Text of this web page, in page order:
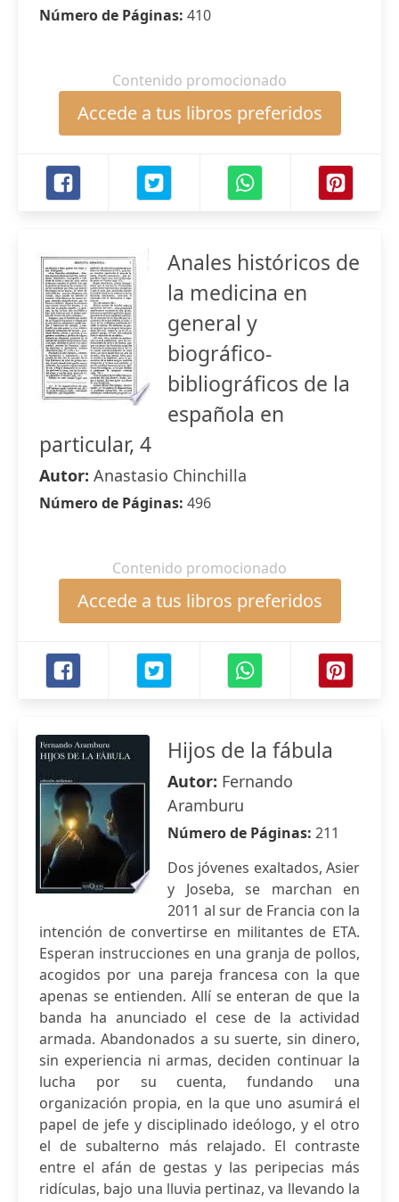
Número de Páginas: 410
Contenido promocionado
Accede a tus libros preferidos
Anales históricos de
la medicina en
general y
biográfico-
bibliográficos de la
española en
particular, 4
Autor: Anastasio Chinchilla
Número de Páginas: 496
Contenido promocionado
Accede a tus libros preferidos
Hijos de la fábula
Autor: Fernando
Aramburu
Número de Páginas: 211
Dos jóvenes exaltados, Asier
y Joseba, se marchan en
2011 al sur de Francia con la
intención de convertirse en militantes de ETA.
Esperan instrucciones en una granja de pollos,
acogidos por una pareja francesa con la que
apenas se entienden. Allí se enteran de que la
banda ha anunciado el cese de la actividad
armada. Abandonados a su suerte, sin dinero,
sin experiencia ni armas, deciden continuar la
lucha por su cuenta, fundando una
organización propia, en la que uno asumirá el
papel de jefe y disciplinado ideólogo, y el otro
el de subalterno más relajado. El contraste
entre el afán de gestas y las peripecias más
ridículas, bajo una lluvia pertinaz, va llevando la